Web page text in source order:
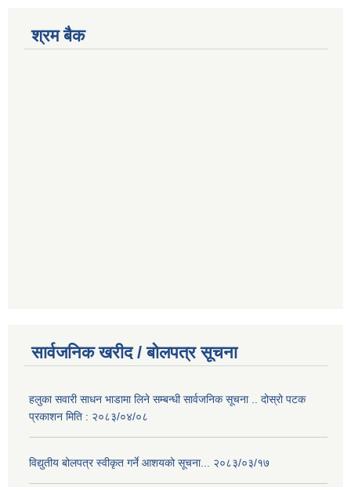
श्रम बैक
सार्वजनिक खरीद / बोलपत्र सूचना
हलुका सवारी साधन भाडामा लिने सम्बन्धी सार्वजनिक सूचना .. दोस्रो पटक
प्रकाशन मिति : २०८३/०४/०८
विद्युतीय बोलपत्र स्वीकृत गर्ने आशयको सूचना... २०८३/०३/१७